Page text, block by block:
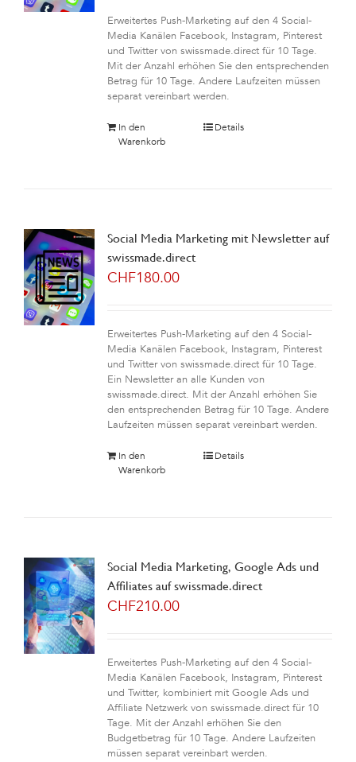
Erweitertes Push-Marketing auf den 4 Social-
Media Kanälen Facebook, Instagram, Pinterest
und Twitter von swissmade.direct für 10 Tage.
Mit der Anzahl erhöhen Sie den entsprechenden
Betrag für 10 Tage. Andere Laufzeiten müssen
separat vereinbart werden.
In den
Warenkorb
Details
Social Media Marketing mit Newsletter auf
swissmade.direct
CHF180.00
Erweitertes Push-Marketing auf den 4 Social-
Media Kanälen Facebook, Instagram, Pinterest
und Twitter von swissmade.direct für 10 Tage.
Ein Newsletter an alle Kunden von
swissmade.direct. Mit der Anzahl erhöhen Sie
den entsprechenden Betrag für 10 Tage. Andere
Laufzeiten müssen separat vereinbart werden.
In den
Warenkorb
Details
Social Media Marketing, Google Ads und
Affiliates auf swissmade.direct
CHF210.00
Erweitertes Push-Marketing auf den 4 Social-
Media Kanälen Facebook, Instagram, Pinterest
und Twitter, kombiniert mit Google Ads und
Affiliate Netzwerk von swissmade.direct für 10
Tage. Mit der Anzahl erhöhen Sie den
Budgetbetrag für 10 Tage. Andere Laufzeiten
müssen separat vereinbart werden.